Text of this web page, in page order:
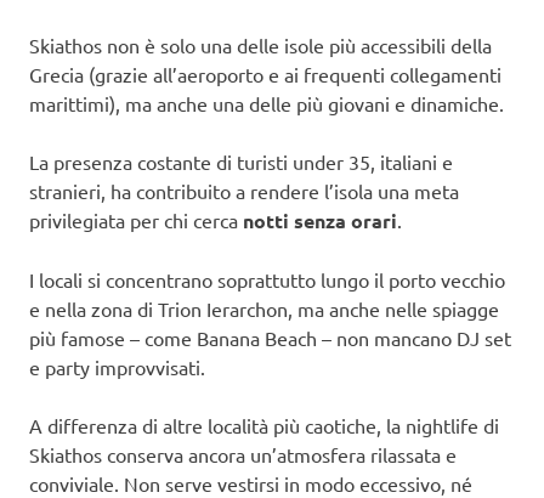
Skiathos non è solo una delle isole più accessibili della
Grecia (grazie all’aeroporto e ai frequenti collegamenti
marittimi), ma anche una delle più giovani e dinamiche.
La presenza costante di turisti under 35, italiani e
stranieri, ha contribuito a rendere l’isola una meta
privilegiata per chi cerca notti senza orari.
I locali si concentrano soprattutto lungo il porto vecchio
e nella zona di Trion Ierarchon, ma anche nelle spiagge
più famose – come Banana Beach – non mancano DJ set
e party improvvisati.
A differenza di altre località più caotiche, la nightlife di
Skiathos conserva ancora un’atmosfera rilassata e
conviviale. Non serve vestirsi in modo eccessivo, né